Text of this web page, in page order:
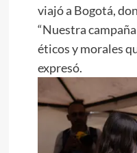
viajó a Bogotá,
“Nuestra
éticos y morales
expresó.